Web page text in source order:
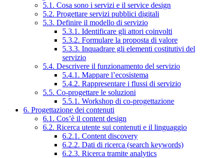
5.1. Cosa sono i servizi e il service design
5.2. Progettare servizi pubblici digitali
5.3. Definire il modello di servizio
5.3.1. Identificare gli attori coinvolti
5.3.2. Formulare la proposta di valore
5.3.3. Inquadrare gli elementi costitutivi del
servizio
5.4. Descrivere il funzionamento del servizio
5.4.1. Mappare l’ecosistema
5.4.2. Rappresentare i flussi di servizio
5.5. Co-progettare le soluzioni
5.5.1. Workshop di co-progettazione
6. Progettazione dei contenuti
6.1. Cos’è il content design
6.2. Ricerca utente sui contenuti e il linguaggio
6.2.1. Content discovery
6.2.2. Dati di ricerca (search keywords)
6.2.3. Ricerca tramite analytics